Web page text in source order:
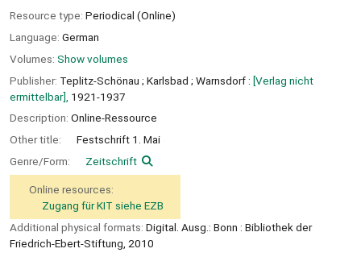
Resource type: Periodical (Online)
Language: German
Volumes: Show volumes
Publisher: Teplitz-Schönau ; Karlsbad ; Warnsdorf : [Verlag nicht
ermittelbar], 1921-1937
Description: Online-Ressource
Other title:
Festschrift 1. Mai
Genre/Form:
Zeitschrift
Online resources:
Zugang für KIT siehe EZB
Additional physical formats: Digital. Ausg.: Bonn : Bibliothek der
Friedrich-Ebert-Stiftung, 2010